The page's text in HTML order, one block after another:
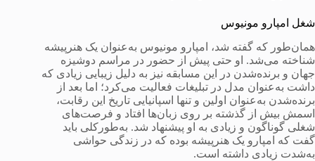
شغل امپارو مونیوس
همان‌طور که گفته شد، امپارو مونیوس به‌عنوان یک هنرپیشه
شناخته می‌شد. او حتی پیش از حضور در مراسم دوشیزه
جهان و برنده‌شدن در این مسابقه نیز به دلیل زیبایی زیادی که
داشت به‌عنوان مدل در تبلیغات فعالیت می‌کرد؛ اما بعد از
برنده‌شدن به‌عنوان اولین و تنها اسپانیایی تاریخ این رقابت،
اسمش بیش از گذشته بر روی زبان‌ها افتاد و فرصت‌های
شغلی گوناگون و زیادی به او پیشنهاد شد. به‌طورکلی باید
گفت که امپارو یک هنرپیشه بوده که در زندگی حواشی
به‌شدت زیادی داشته است.